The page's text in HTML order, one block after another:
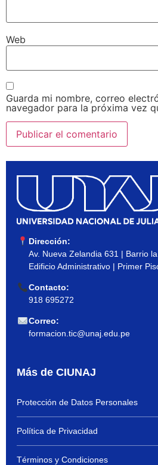
Web
Guarda mi nombre, correo
navegador para la próxima vez
Dirección:
Av. Nueva Zelandia 631 | Barrio
Edificio Administrativo | Primer
Contacto:
918 695272
Correo:
formacion.tic@unaj.edu.pe
Más de CIUNAJ
Protección de Datos Personales
Política de Privacidad
Términos y Condiciones